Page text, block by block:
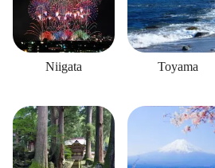
Niigata Toyama